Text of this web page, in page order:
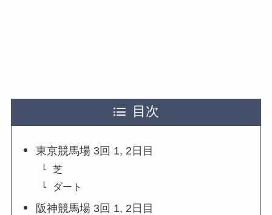
目次
東京競馬場 3回 1, 2日目
芝
ダート
阪神競馬場 3回 1, 2日目